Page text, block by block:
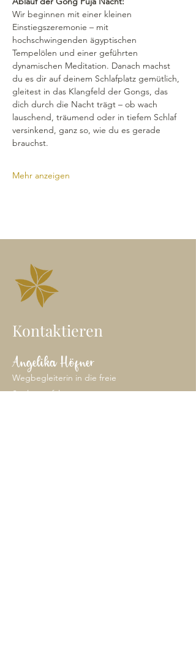
Wir beginnen mit einer kleinen
Einstiegszeremonie – mit
hochschwingenden ägyptischen
Tempelölen und einer geführten
dynamischen Meditation. Danach machst
du es dir auf deinem Schlafplatz gemütlich,
gleitest in das Klangfeld der Gongs, das
dich durch die Nacht trägt – ob wach
lauschend, träumend oder in tiefem Schlaf
versinkend, ganz so, wie du es gerade
brauchst.
Mehr anzeigen
Kontaktieren
Angelika Höfner
Wegbegleiterin in die freie
Seelenentfaltung